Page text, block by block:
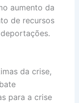
aumento da
de recursos
da crise,
para a crise